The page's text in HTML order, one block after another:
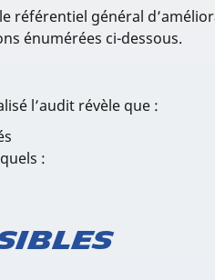
général
énumérées ci-dessous.
l’audit révèle que :
: